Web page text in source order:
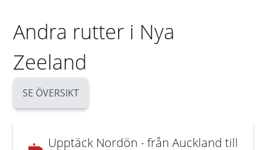
Andra rutter i Nya
Zeeland
SE ÖVERSIKT
Upptäck Nordön - från Auckland till